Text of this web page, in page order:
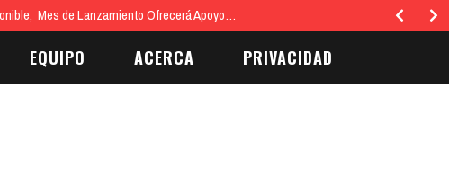
El Pokémon Legendario Mewtwo aparece en una misión secundaria…
EQUIPO ACERCA PRIVACIDAD